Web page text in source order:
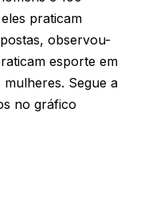
praticam
observou-
esporte em
Segue a
no gráfico